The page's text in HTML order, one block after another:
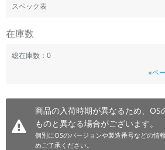
スペック表
在庫数
総在庫数：0
※ペ
商品の入荷時期が異なるため、OS
ものと異なる場合がございます。
個別にOSのバージョンや製造番号などの情
めご了承ください。
円 ～